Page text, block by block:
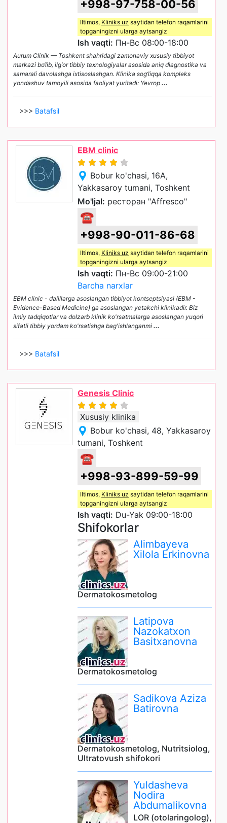
+998-97-758-00-56
Iltimos, Kliniks uz saytidan telefon raqamlarini
topganingizni ularga aytsangiz
Ish vaqti: Пн-Вс 08:00-18:00
Aurum Clinik — Toshkent shahridagi zamonaviy xususiy tibbiyot
markazi bo‘lib, ilg‘or tibbiy texnologiyalar asosida aniq diagnostika va
samarali davolashga ixtisoslashgan. Klinika sog‘liqqa kompleks
yondashuv tamoyili asosida faoliyat yuritadi: Yevrop ...
>>> Batafsil
EBM clinic
Bobur ko'chasi, 16A,
Yakkasaroy tumani, Toshkent
Mo'ljal: ресторан "Affresco"
☎
+998-90-011-86-68
Iltimos, Kliniks uz saytidan telefon raqamlarini
topganingizni ularga aytsangiz
Ish vaqti: Пн-Вс 09:00-21:00
Barcha narxlar
EBM clinic - dalillarga asoslangan tibbiyot kontseptsiyasi (EBM -
Evidence-Based Medicine) ga asoslangan yetakchi klinikadir. Biz
ilmiy tadqiqotlar va dolzarb klinik ko'rsatmalarga asoslangan yuqori
sifatli tibbiy yordam ko'rsatishga bag'ishlanganmi ...
>>> Batafsil
Genesis Clinic
Xususiy klinika
Bobur ko'chasi, 48, Yakkasaroy
tumani, Toshkent
☎
+998-93-899-59-99
Iltimos, Kliniks uz saytidan telefon raqamlarini
topganingizni ularga aytsangiz
Ish vaqti: Du-Yak 09:00-18:00
Shifokorlar
Alimbayeva
Xilola Erkinovna
Dermatokosmetolog
Latipova
Nazokatxon
Basitxanovna
Dermatokosmetolog
Sadikova Aziza
Batirovna
Dermatokosmetolog, Nutritsiolog,
Ultratovush shifokori
Yuldasheva
Nodira
Abdumalikovna
LOR (otolaringolog),